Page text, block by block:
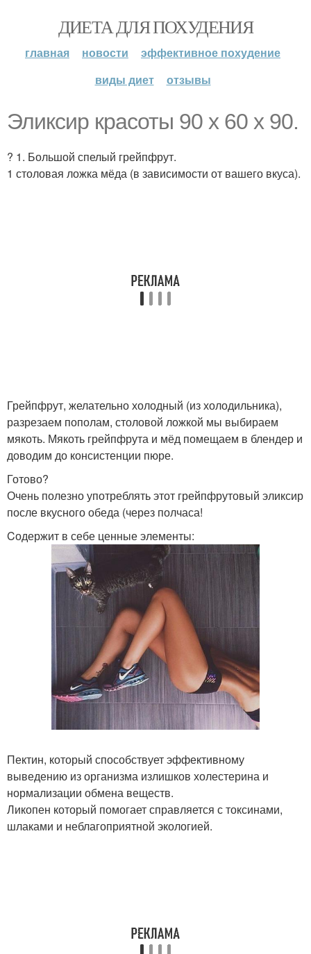
ДИЕТА ДЛЯ ПОХУДЕНИЯ
главная новости
эффективное похудение
виды диет
отзывы
Эликсир красоты 90 х 60 х 90.
? 1. Большой спелый грейпфрут.
1 столовая ложка мёда (в зависимости от вашего вкуса).
Грейпфрут, желательно холодный (из холодильника),
разрезаем пополам, столовой ложкой мы выбираем
мякоть. Мякоть грейпфрута и мёд помещаем в блендер и
доводим до консистенции пюре.
Готово?
Очень полезно употреблять этот грейпфрутовый эликсир
после вкусного обеда (через полчаса!
Cодержит в себе ценные элементы:
Пектин, который способствует эффективному
выведению из организма излишков холестерина и
нормализации обмена веществ.
Ликопен который помогает справляется с токсинами,
шлаками и неблагоприятной экологией.